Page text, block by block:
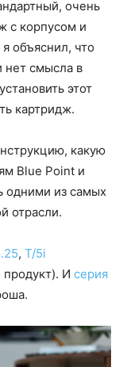
очень
с корпусом и
объяснил, что
смысла в
этот
картридж.
какую
Blue Point и
одними из самых
отрасли.
, T/5i
И серия